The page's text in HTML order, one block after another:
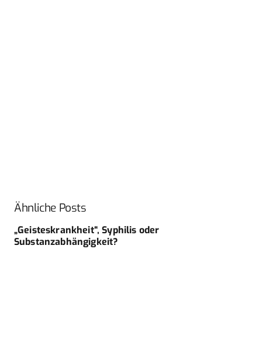
Ähnliche Posts
„Geisteskrankheit“, Syphilis oder
Substanzabhängigkeit?